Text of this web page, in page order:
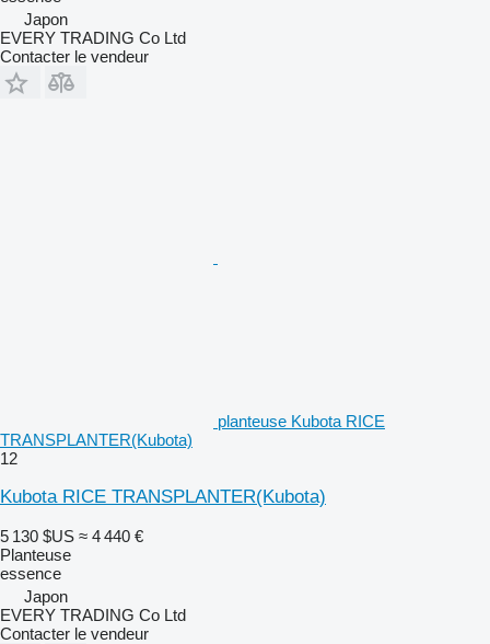
Japon
EVERY TRADING Co Ltd
Contacter le vendeur
planteuse Kubota RICE
TRANSPLANTER(Kubota)
12
Kubota RICE TRANSPLANTER(Kubota)
5 130 $US ≈ 4 440 €
Planteuse
essence
Japon
EVERY TRADING Co Ltd
Contacter le vendeur